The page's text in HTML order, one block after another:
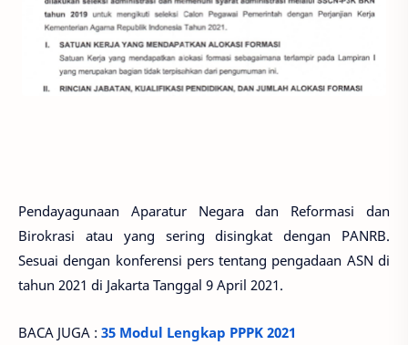
Pendayagunaan Aparatur Negara dan Reformasi dan
Birokrasi atau yang sering disingkat dengan PANRB.
Sesuai dengan konferensi pers tentang pengadaan ASN di
tahun 2021 di Jakarta Tanggal 9 April 2021.
BACA JUGA : 35 Modul Lengkap PPPK 2021